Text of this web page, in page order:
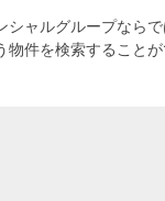
てを探す
ャルグループなら
件を検索すること